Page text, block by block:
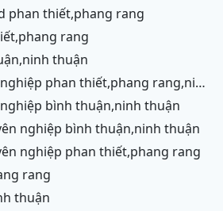
phan thiết,phang rang
rang
thuận
nghiệp bình thuận,ninh thuận
nghiệp bình thuận,ninh thuận
nghiệp phan thiết,phang rang
rang
thuận